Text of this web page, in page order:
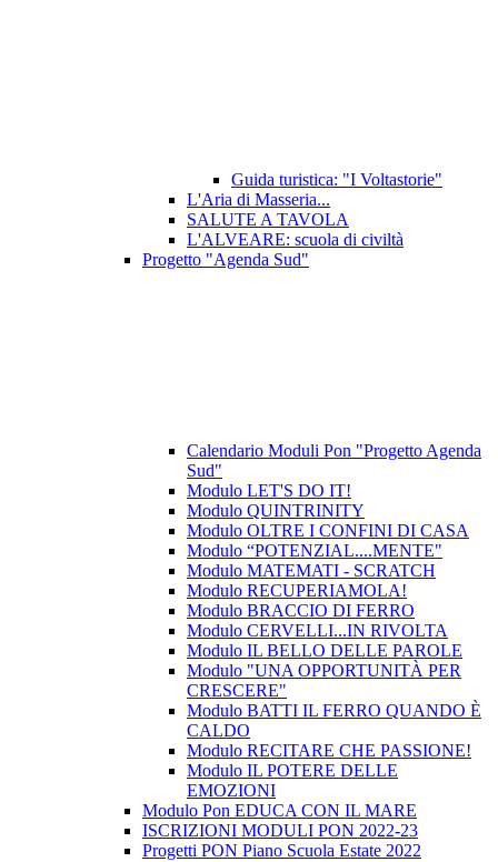
Guida turistica: "I Voltastorie"
L'Aria di Masseria...
SALUTE A TAVOLA
L'ALVEARE: scuola di civiltà
Progetto "Agenda Sud"
Calendario Moduli Pon "Progetto Agenda
Sud"
Modulo LET'S DO IT!
Modulo QUINTRINITY
Modulo OLTRE I CONFINI DI CASA
Modulo “POTENZIAL....MENTE"
Modulo MATEMATI - SCRATCH
Modulo RECUPERIAMOLA!
Modulo BRACCIO DI FERRO
Modulo CERVELLI...IN RIVOLTA
Modulo IL BELLO DELLE PAROLE
Modulo "UNA OPPORTUNITÀ PER
CRESCERE"
Modulo BATTI IL FERRO QUANDO È
CALDO
Modulo RECITARE CHE PASSIONE!
Modulo IL POTERE DELLE
EMOZIONI
Modulo Pon EDUCA CON IL MARE
ISCRIZIONI MODULI PON 2022-23
Progetti PON Piano Scuola Estate 2022